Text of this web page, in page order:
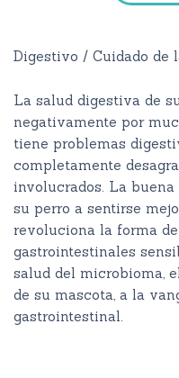
Digestivo / Cuidado de
La salud digestiva de
negativamente por
tiene problemas
completamente
involucrados. La
su perro a sentirse
revoluciona la forma
gastrointestinales
salud del microbioma,
de su mascota, a la
gastrointestinal.